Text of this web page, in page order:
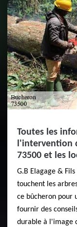
Toutes les
l'intervention
73500 et les
G.B Elagage &
touchent les
ce bûcheron pour
fournir des
durable à l'image